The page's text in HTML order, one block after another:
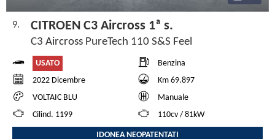
9. CITROEN C3 Aircross 1ª s.
C3 Aircross PureTech 110 S&S Feel
USATO
Benzina
2022 Dicembre
Km 69.897
VOLTAIC BLU
Manuale
Cilind. 1199
110cv / 81kW
IDONEA NEOPATENTATI